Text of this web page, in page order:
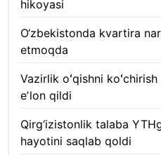
hikoyasi
O‘zbekistonda kvartira
etmoqda
Vazirlik oʻqishni
eʼlon qildi
Qirg‘izistonlik talaba
hayotini saqlab qoldi